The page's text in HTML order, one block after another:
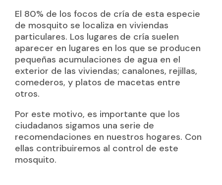
El 80% de los focos de cría de esta especie
de mosquito se localiza en viviendas
particulares. Los lugares de cría suelen
aparecer en lugares en los que se producen
pequeñas acumulaciones de agua en el
exterior de las viviendas; canalones, rejillas,
comederos, y platos de macetas entre
otros.
Por este motivo, es importante que los
ciudadanos sigamos una serie de
recomendaciones en nuestros hogares. Con
ellas contribuiremos al control de este
mosquito.